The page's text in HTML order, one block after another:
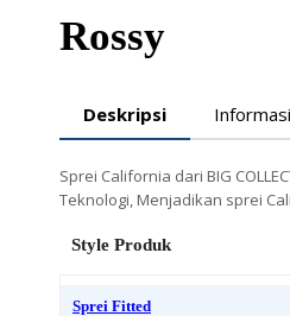
Rossy
Deskripsi
Sprei California dari BIG
Teknologi, Menjadikan sprei
Style Produk
Sprei Fitted